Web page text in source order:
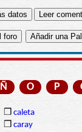
Ñ O P
❒ caleta
❒ caray